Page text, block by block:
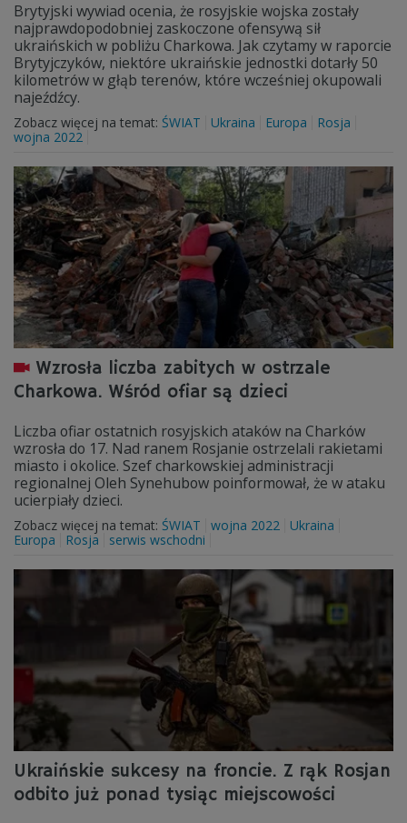
Brytyjski wywiad ocenia, że rosyjskie wojska zostały
najprawdopodobniej zaskoczone ofensywą sił
ukraińskich w pobliżu Charkowa. Jak czytamy w raporcie
Brytyjczyków, niektóre ukraińskie jednostki dotarły 50
kilometrów w głąb terenów, które wcześniej okupowali
najeźdźcy.
Zobacz więcej na temat: ŚWIAT Ukraina Europa
Rosja
wojna 2022
Wzrosła liczba zabitych w ostrzale
Charkowa. Wśród ofiar są dzieci
Liczba ofiar ostatnich rosyjskich ataków na Charków
wzrosła do 17. Nad ranem Rosjanie ostrzelali rakietami
miasto i okolice. Szef charkowskiej administracji
regionalnej Oleh Synehubow poinformował, że w ataku
ucierpiały dzieci.
Zobacz więcej na temat: ŚWIAT wojna 2022
Ukraina
Europa
Rosja serwis wschodni
Ukraińskie sukcesy na froncie. Z rąk Rosjan
odbito już ponad tysiąc miejscowości